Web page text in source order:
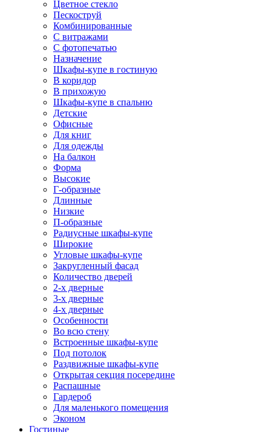
Цветное стекло
Пескоструй
Комбинированные
С витражами
С фотопечатью
Назначение
Шкафы-купе в гостиную
В коридор
В прихожую
Шкафы-купе в спальню
Детские
Офисные
Для книг
Для одежды
На балкон
Форма
Высокие
Г-образные
Длинные
Низкие
П-образные
Радиусные шкафы-купе
Широкие
Угловые шкафы-купе
Закругленный фасад
Количество дверей
2-х дверные
3-х дверные
4-х дверные
Особенности
Во всю стену
Встроенные шкафы-купе
Под потолок
Раздвижные шкафы-купе
Открытая секция посередине
Распашные
Гардероб
Для маленького помещения
Эконом
Гостиные